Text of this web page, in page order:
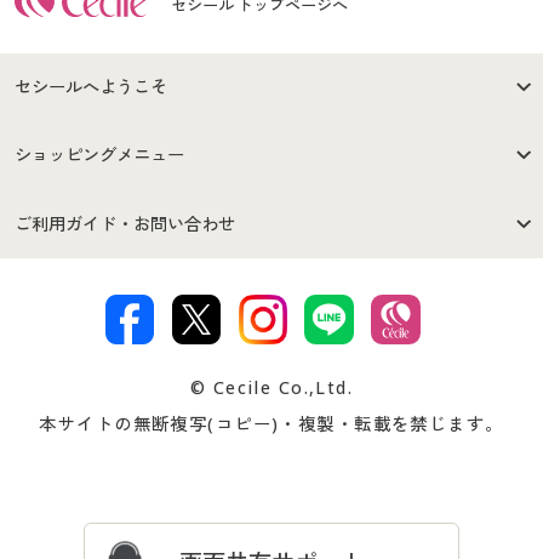
セシール トップページへ
セシールへようこそ
はじめての方へ
セシールご利用規約
著作権・商標について 会社案内
ショッピングメニュー
商品カテゴリ
プレゼント＆キャンペーン サイトマップ
ご利用ガイド・お問い合わせ
交換・返品は お支払は
ついて
忘れの場合
© Cecile Co.,Ltd.
本サイトの無断複写(コピー)・複製・転載を禁じます。